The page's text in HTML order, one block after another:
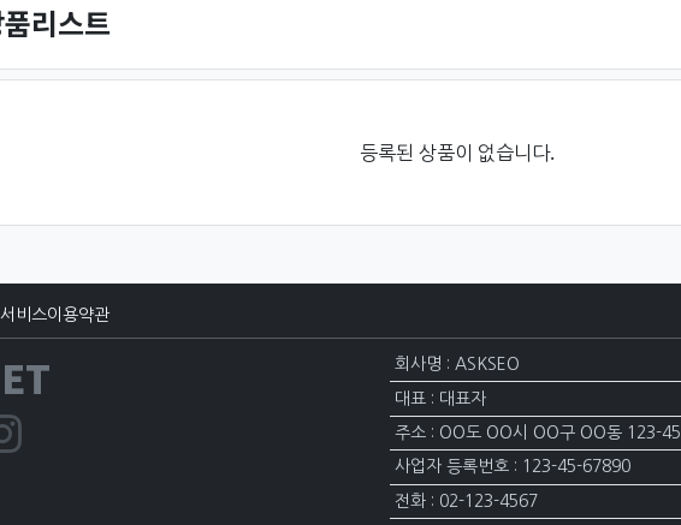
리스트
등록된 상품이 없습니다.
서비스이용약관
회사명 : ASKSEO
대표 : 대표자
주소 : OO도 OO시 OO구 OO동 123-45
사업자 등록번호 : 123-45-67890
전화 : 02-123-4567